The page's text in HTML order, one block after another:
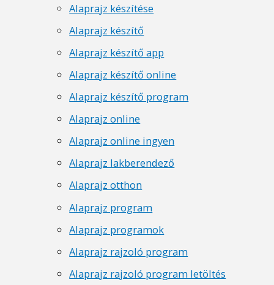
Alaprajz készítése
Alaprajz készítő
Alaprajz készítő app
Alaprajz készítő online
Alaprajz készítő program
Alaprajz online
Alaprajz online ingyen
Alaprajz lakberendező
Alaprajz otthon
Alaprajz program
Alaprajz programok
Alaprajz rajzoló program
Alaprajz rajzoló program letöltés